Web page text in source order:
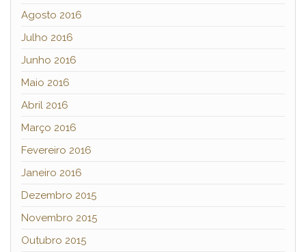
Agosto 2016
Julho 2016
Junho 2016
Maio 2016
Abril 2016
Março 2016
Fevereiro 2016
Janeiro 2016
Dezembro 2015
Novembro 2015
Outubro 2015